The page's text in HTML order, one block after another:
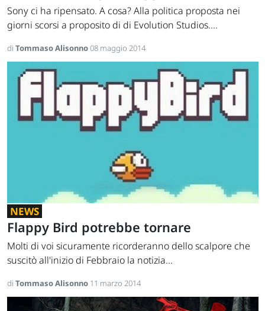
Sony ci ha ripensato. A cosa? Alla politica proposta nei
giorni scorsi a proposito di di Evolution Studios....
di Tommaso Alisonno08 maggio 2014
NEWS
Flappy Bird potrebbe tornare
Molti di voi sicuramente ricorderanno dello scalpore che
suscitò all'inizio di Febbraio la notizia...
di Tommaso Alisonno 11 marzo 2014